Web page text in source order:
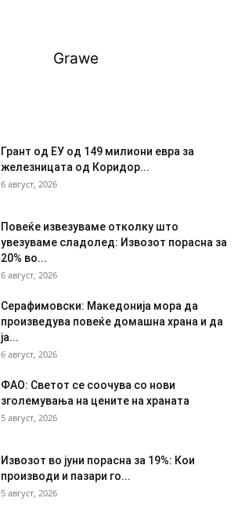
Грант од ЕУ од 149 милиони евра за
железницата од Коридор...
6 август, 2026
Повеќе извезуваме отколку што
увезуваме сладолед: Извозот порасна за
20% во...
6 август, 2026
Серафимовски: Македонија мора да
произведува повеќе домашна храна и да
ја...
6 август, 2026
ФАО: Светот се соочува со нови
зголемувања на цените на храната
5 август, 2026
Извозот во јуни порасна за 19%: Кои
производи и пазари го...
5 август, 2026